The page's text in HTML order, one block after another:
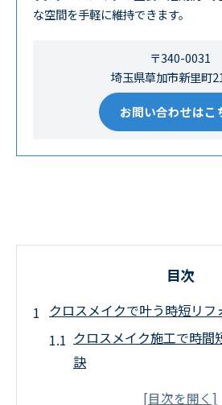
な空間を手軽に維持できます。
〒340-0031
埼玉県草加市新里町
お問い合わせはこ
目次
クロスメイクで叶う時短リフ
クロスメイク施工で時間
訣
忙しい方に最適なクロス